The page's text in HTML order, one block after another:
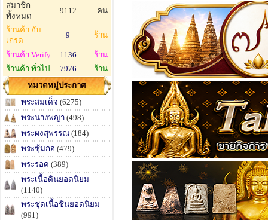
สมาชิก
ทั้งหมด
9112 คน
ร้านค้า อับ
เกรด
9 ร้าน
ร้านค้า Verify 1136
ร้าน
ร้านค้า ทั่วไป
7976
ร้าน
หมวดหมู่ประกาศ
พระสมเด็จ (6275)
พระนางพญา (498)
พระผงสุพรรณ (184)
พระซุ้มกอ (479)
พระรอด (389)
พระเนื้อดินยอดนิยม
(1140)
พระชุดเนื้อชินยอดนิยม
(991)